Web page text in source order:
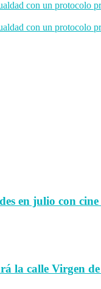
con un protocolo
con un protocolo
en julio con cine
la calle Virgen